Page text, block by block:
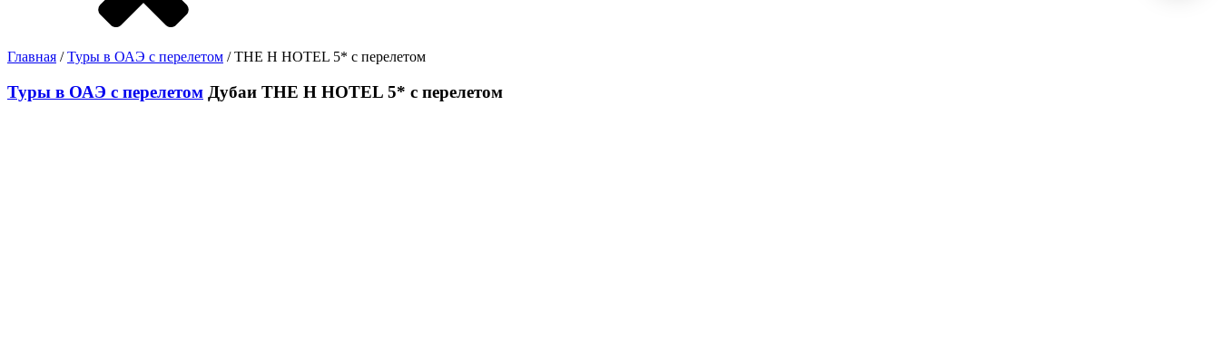
Главная /Туры в ОАЭ с перелетом / THE H HOTEL 5* с перелетом
Туры в ОАЭ с перелетом Дубаи THE H HOTEL 5* с перелетом